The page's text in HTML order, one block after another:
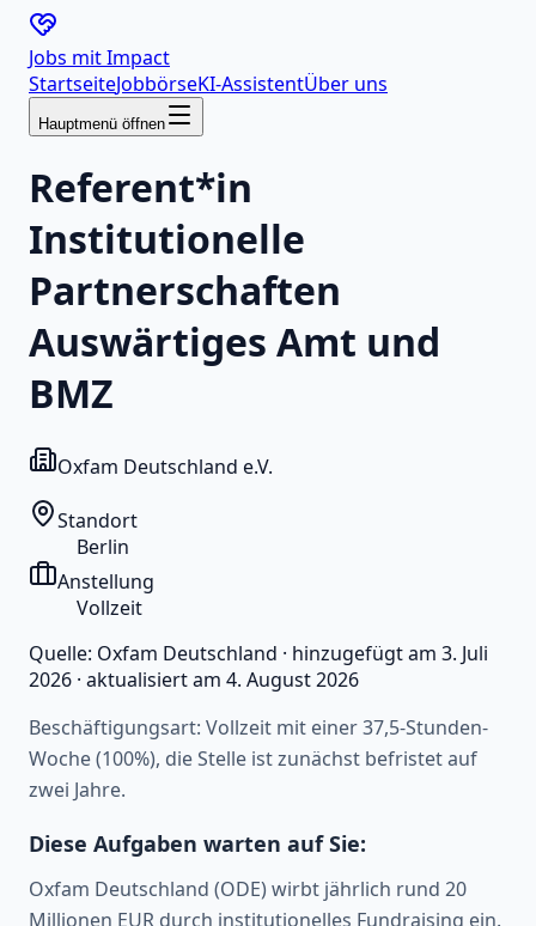
Jobs mitImpact
StartseiteJobbörseKI-AssistentÜber uns
Hauptmenü öffnen
Referent*in
Institutionelle
Partnerschaften
Auswärtiges Amt und
BMZ
Oxfam Deutschland e.V.
Standort
Berlin
Anstellung
Vollzeit
Quelle: Oxfam Deutschland · hinzugefügt am 3. Juli
2026 · aktualisiert am 4. August 2026
Beschäftigungsart: Vollzeit mit einer 37,5-Stunden-
Woche (100%), die Stelle ist zunächst befristet auf
zwei Jahre.
Diese Aufgaben warten auf Sie:
Oxfam Deutschland (ODE) wirbt jährlich rund 20
Millionen EUR durch institutionelles Fundraising ein.